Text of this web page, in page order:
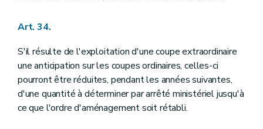
Art. 34.
S'il résulte de l'exploitation d'une coupe extraordinaire
une anticipation sur les coupes ordinaires, celles-ci
pourront être réduites, pendant les années suivantes,
d'une quantité à déterminer par arrêté ministériel jusqu'à
ce que l'ordre d'aménagement soit rétabli.